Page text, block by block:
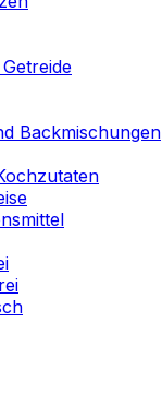
Backmischungen